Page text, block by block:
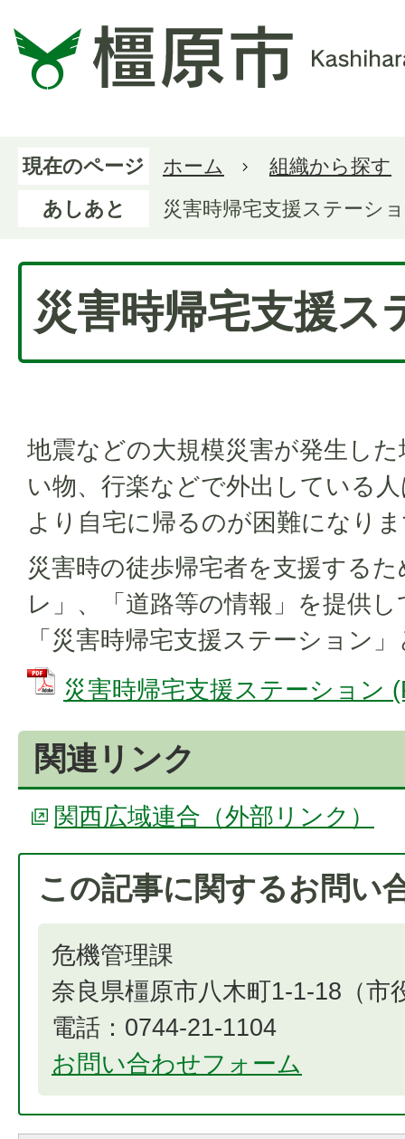
現在のページ ホーム
組織から探す
あしあと
災害時帰宅支援ステーシ
災害時帰宅支援ス
地震などの大規模災害が発生し
い物、行楽などで外出している
より自宅に帰るのが困難になり
災害時の徒歩帰宅者を支援する
レ」、「道路等の情報」を提供
「災害時帰宅支援ステーション
災害時帰宅支援ステーション
関連リンク
関西広域連合（外部リンク）
この記事に関するお問い
危機管理課
奈良県橿原市八木町1-1-18（市
電話：0744-21-1104
お問い合わせフォーム